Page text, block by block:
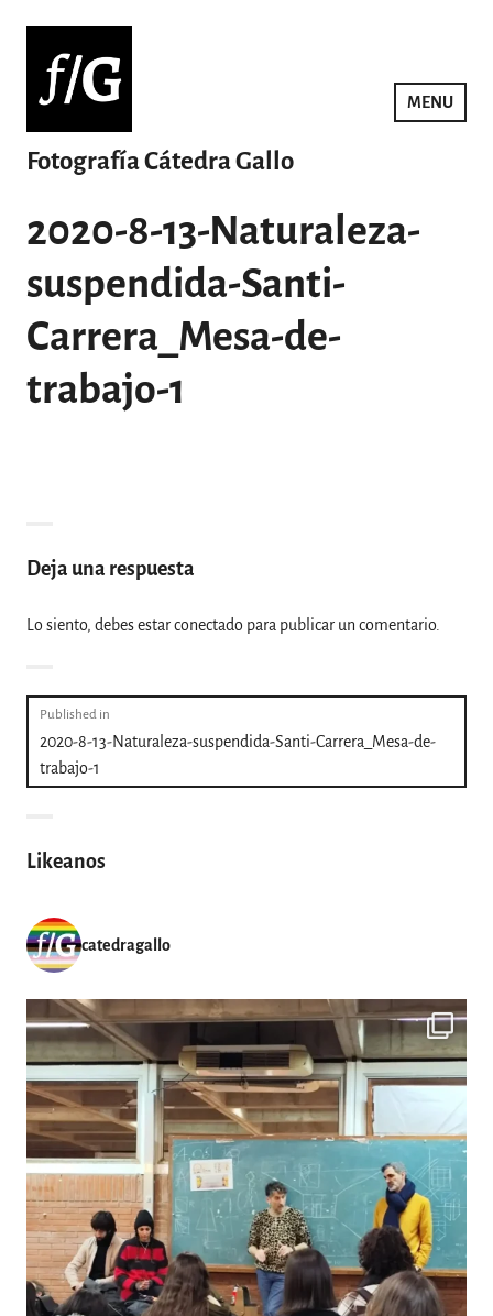
contenido
Fotografía Cátedra Gallo
MENU
2020-8-13-Naturaleza-
suspendida-Santi-
Carrera_Mesa-de-
trabajo-1
Deja una respuesta
Lo siento, debes estarconectado para publicar un comentario.
Navegación
de
entradas
Published in
2020-8-13-Naturaleza-suspendida-Santi-Carrera_Mesa-de-
trabajo-1
Likeanos
catedragallo